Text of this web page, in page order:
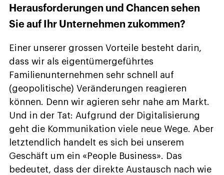
Herausforderungen und Chancen sehen
Sie auf Ihr Unternehmen zukommen?
Einer unserer grossen Vorteile besteht darin,
dass wir als eigentümergeführtes
Familienunternehmen sehr schnell auf
(geopolitische) Veränderungen reagieren
können. Denn wir agieren sehr nahe am Markt.
Und in der Tat: Aufgrund der Digitalisierung
geht die Kommunikation viele neue Wege. Aber
letztendlich handelt es sich bei unserem
Geschäft um ein «People Business». Das
bedeutet, dass der direkte Austausch nach wie